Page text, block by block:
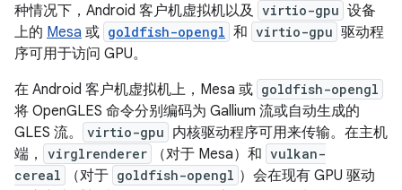
种情况下，Android 客户机虚拟机以及 virtio-gpu 设备
上的 Mesa 或 goldfish-opengl 和 virtio-gpu 驱动程
序可用于访问 GPU。
在 Android 客户机虚拟机上，Mesa 或 goldfish-opengl
将 OpenGLES 命令分别编码为 Gallium 流或自动生成的
GLES 流。
virtio-gpu 内核驱动程序可用来传输。在主机
端，
virglrenderer （对于 Mesa）和 vulkan-
cereal
（对于 goldfish-opengl ）会在现有 GPU 驱动